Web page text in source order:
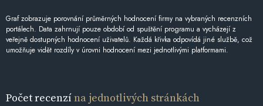
Graf zobrazuje porovnání průměrných hodnocení firmy na vybraných recenzních
portálech. Data zahrnují pouze období od spuštění programu a vycházejí z
veřejně dostupných hodnocení uživatelů. Každá křivka odpovídá jiné službě, což
umožňuje vidět rozdíly v úrovni hodnocení mezi jednotlivými platformami.
Počet recenzína jednotlivých stránkách